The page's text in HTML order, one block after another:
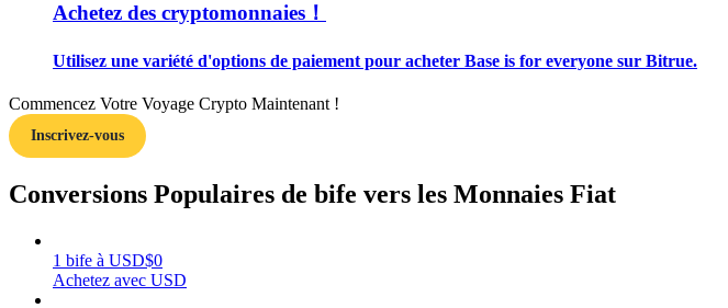
Guide de démarrage des contrats à terme
Achetez des cryptomonnaies！
Utilisez une variété d'options de paiement pour acheter Base is for everyone sur Bitrue.
Commencez Votre Voyage Crypto Maintenant !
Inscrivez-vous
Conversions Populaires de bife vers les Monnaies Fiat
1 bife à USD$0
Achetez avec USD